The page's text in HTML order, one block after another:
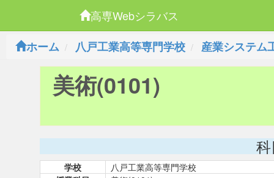
高専Webシラバス
ホーム
八戸工業高等専門学校 産業システム
美術(0101)
学校
八戸工業高等専門学校